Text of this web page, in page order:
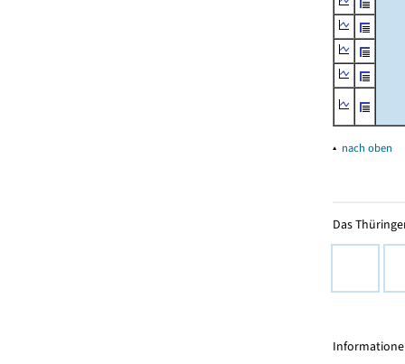
▴ nach oben
Das